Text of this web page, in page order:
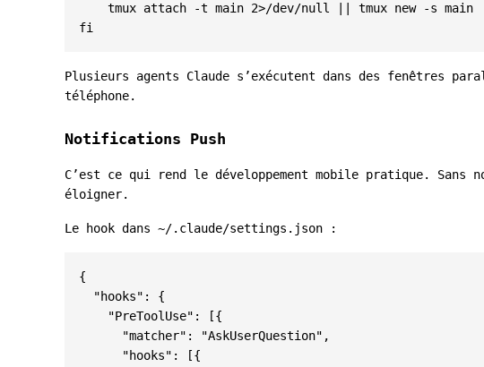
    tmux attach -t main 2>/dev/null
fi
Plusieurs agents Claude s’exécutent dans des fenêtres
téléphone.
Notifications Push
C’est ce qui rend le développement mobile pratique.
éloigner.
Le hook dans ~/.claude/settings.json :
{
"hooks" :
{
"PreToolUse" :
[{
"matcher" : "AskUserQuestion" ,
"hooks" :
[{